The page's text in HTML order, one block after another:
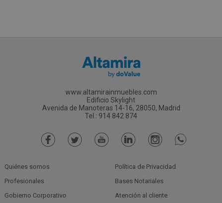
www.altamirainmuebles.com
Edificio Skylight
Avenida de Manoteras 14-16, 28050, Madrid
Tel.: 914 842 874
Quiénes somos
Profesionales
Gobierno Corporativo
Política de Privacidad
Bases Notariales
Atención al cliente